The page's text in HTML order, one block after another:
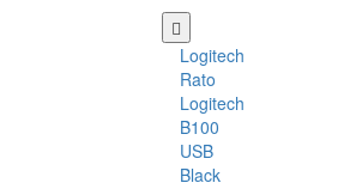
Logitech
Rato
Logitech
B100
USB
Black